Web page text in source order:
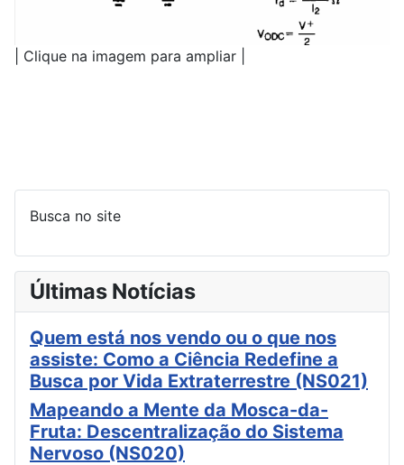
| Clique na imagem para ampliar |
Busca no site
Últimas Notícias
Quem está nos vendo ou o que nos
assiste: Como a Ciência Redefine a
Busca por Vida Extraterrestre (NS021)
Mapeando a Mente da Mosca-da-
Fruta: Descentralização do Sistema
Nervoso (NS020)